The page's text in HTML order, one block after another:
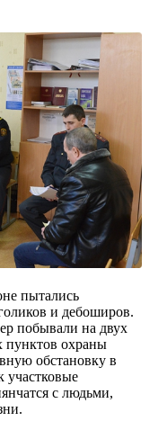
пыта­лись
и дебоширов.
побывали на двух
пунктов охраны
обста­новку в
участ­ковые
с людьми,